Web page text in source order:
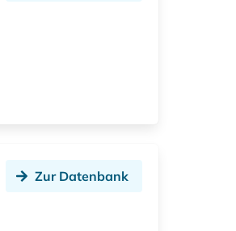
Zur Datenbank